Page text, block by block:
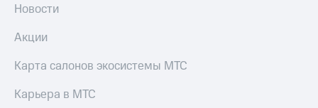
Новости
Акции
Карта салонов экосистемы МТС
Карьера в МТС